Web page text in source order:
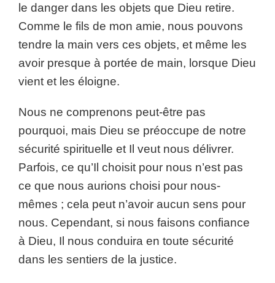
le danger dans les objets que Dieu retire.
Comme le fils de mon amie, nous pouvons
tendre la main vers ces objets, et même les
avoir presque à portée de main, lorsque Dieu
vient et les éloigne.
Nous ne comprenons peut-être pas
pourquoi, mais Dieu se préoccupe de notre
sécurité spirituelle et Il veut nous délivrer.
Parfois, ce qu’Il choisit pour nous n’est pas
ce que nous aurions choisi pour nous-
mêmes ; cela peut n’avoir aucun sens pour
nous. Cependant, si nous faisons confiance
à Dieu, Il nous conduira en toute sécurité
dans les sentiers de la justice.